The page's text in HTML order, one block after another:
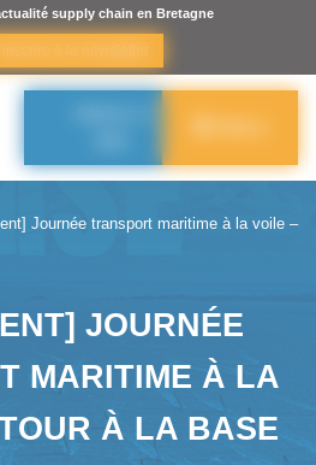
supply chain en Bretagne
Journée transport maritime à la voile –
JOURNÉE
MARITIME À LA
À LA BASE